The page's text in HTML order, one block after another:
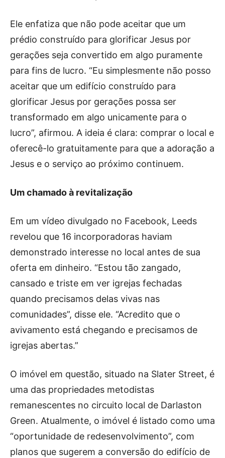
Ele enfatiza que não pode aceitar que um
prédio construído para glorificar Jesus por
gerações seja convertido em algo puramente
para fins de lucro. “Eu simplesmente não posso
aceitar que um edifício construído para
glorificar Jesus por gerações possa ser
transformado em algo unicamente para o
lucro”, afirmou. A ideia é clara: comprar o local e
oferecê-lo gratuitamente para que a adoração a
Jesus e o serviço ao próximo continuem.
Um chamado à revitalização
Em um vídeo divulgado no Facebook, Leeds
revelou que 16 incorporadoras haviam
demonstrado interesse no local antes de sua
oferta em dinheiro. “Estou tão zangado,
cansado e triste em ver igrejas fechadas
quando precisamos delas vivas nas
comunidades”, disse ele. “Acredito que o
avivamento está chegando e precisamos de
igrejas abertas.”
O imóvel em questão, situado na Slater Street, é
uma das propriedades metodistas
remanescentes no circuito local de Darlaston
Green. Atualmente, o imóvel é listado como uma
“oportunidade de redesenvolvimento”, com
planos que sugerem a conversão do edifício de